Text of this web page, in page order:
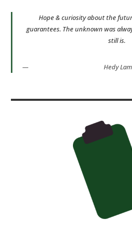
Hope & curiosity about the
guarantees. The unknown was
still is.
Hedy